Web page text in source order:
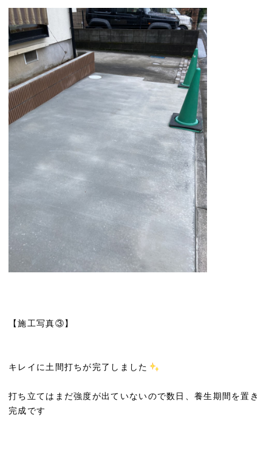
【施工写真③】
キレイに土間打ちが完了しました
打ち立てはまだ強度が出ていないので数日、養生期間を置き
完成です